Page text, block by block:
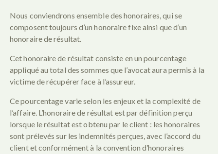
Nous conviendrons ensemble des honoraires, qui se
composent toujours d’un honoraire fixe ainsi que d’un
honoraire de résultat.
Cet honoraire de résultat consiste en un pourcentage
appliqué au total des sommes que l’avocat aura permis à la
victime de récupérer face à l’assureur.
Ce pourcentage varie selon les enjeux et la complexité de
l’affaire. L’honoraire de résultat est par définition perçu
lorsque le résultat est obtenu par le client : les honoraires
sont prélevés sur les indemnités perçues, avec l’accord du
client et conformément à la convention d’honoraires